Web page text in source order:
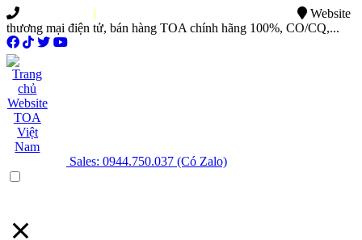
|
Website
thương mại điện tử, bán hàng TOA chính hãng 100%, CO/CQ,...
Sales: 0944.750.037 (Có Zalo)